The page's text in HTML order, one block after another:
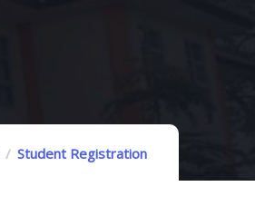
Student Registration